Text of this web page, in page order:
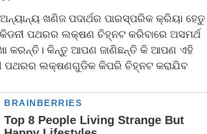
ଖଣିଜ ପଦାର୍ଥର ପାରସ୍ପରିକ କ୍ରିୟା ହେତୁ
ପଥରର ଲକ୍ଷଣ ଚିହ୍ନଟ କରିବାରେ ଅସମର୍ଥ
କରନ୍ତି। କିନ୍ତୁ ଆପଣ ଜାଣିଛନ୍ତି କି ଆପଣ ଏହି
ପଥରର ଲକ୍ଷଣଗୁଡିକ କିପରି ଚିହ୍ନଟ କରାଯିବ